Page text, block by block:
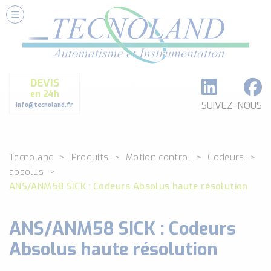
DEVIS
en 24h
info@tecnoland.fr SUIVEZ-NOUS
Nos Services
Conseils et Fourniture
Formation et Assistance
Architecture I-O Link multi fabricants
Classé par catégorie
DEBIT
DETECTION
SECURITE MACHINE
ENREGISTREUR + ACQUISITION DE DONNEES
Voir toutes les catégories …
Tecnoland Produits Motion control
Codeurs
absolus
ANS/ANM58 SICK : Codeurs Absolus haute résolution
ANS/ANM58 SICK : Codeurs
Absolus haute résolution